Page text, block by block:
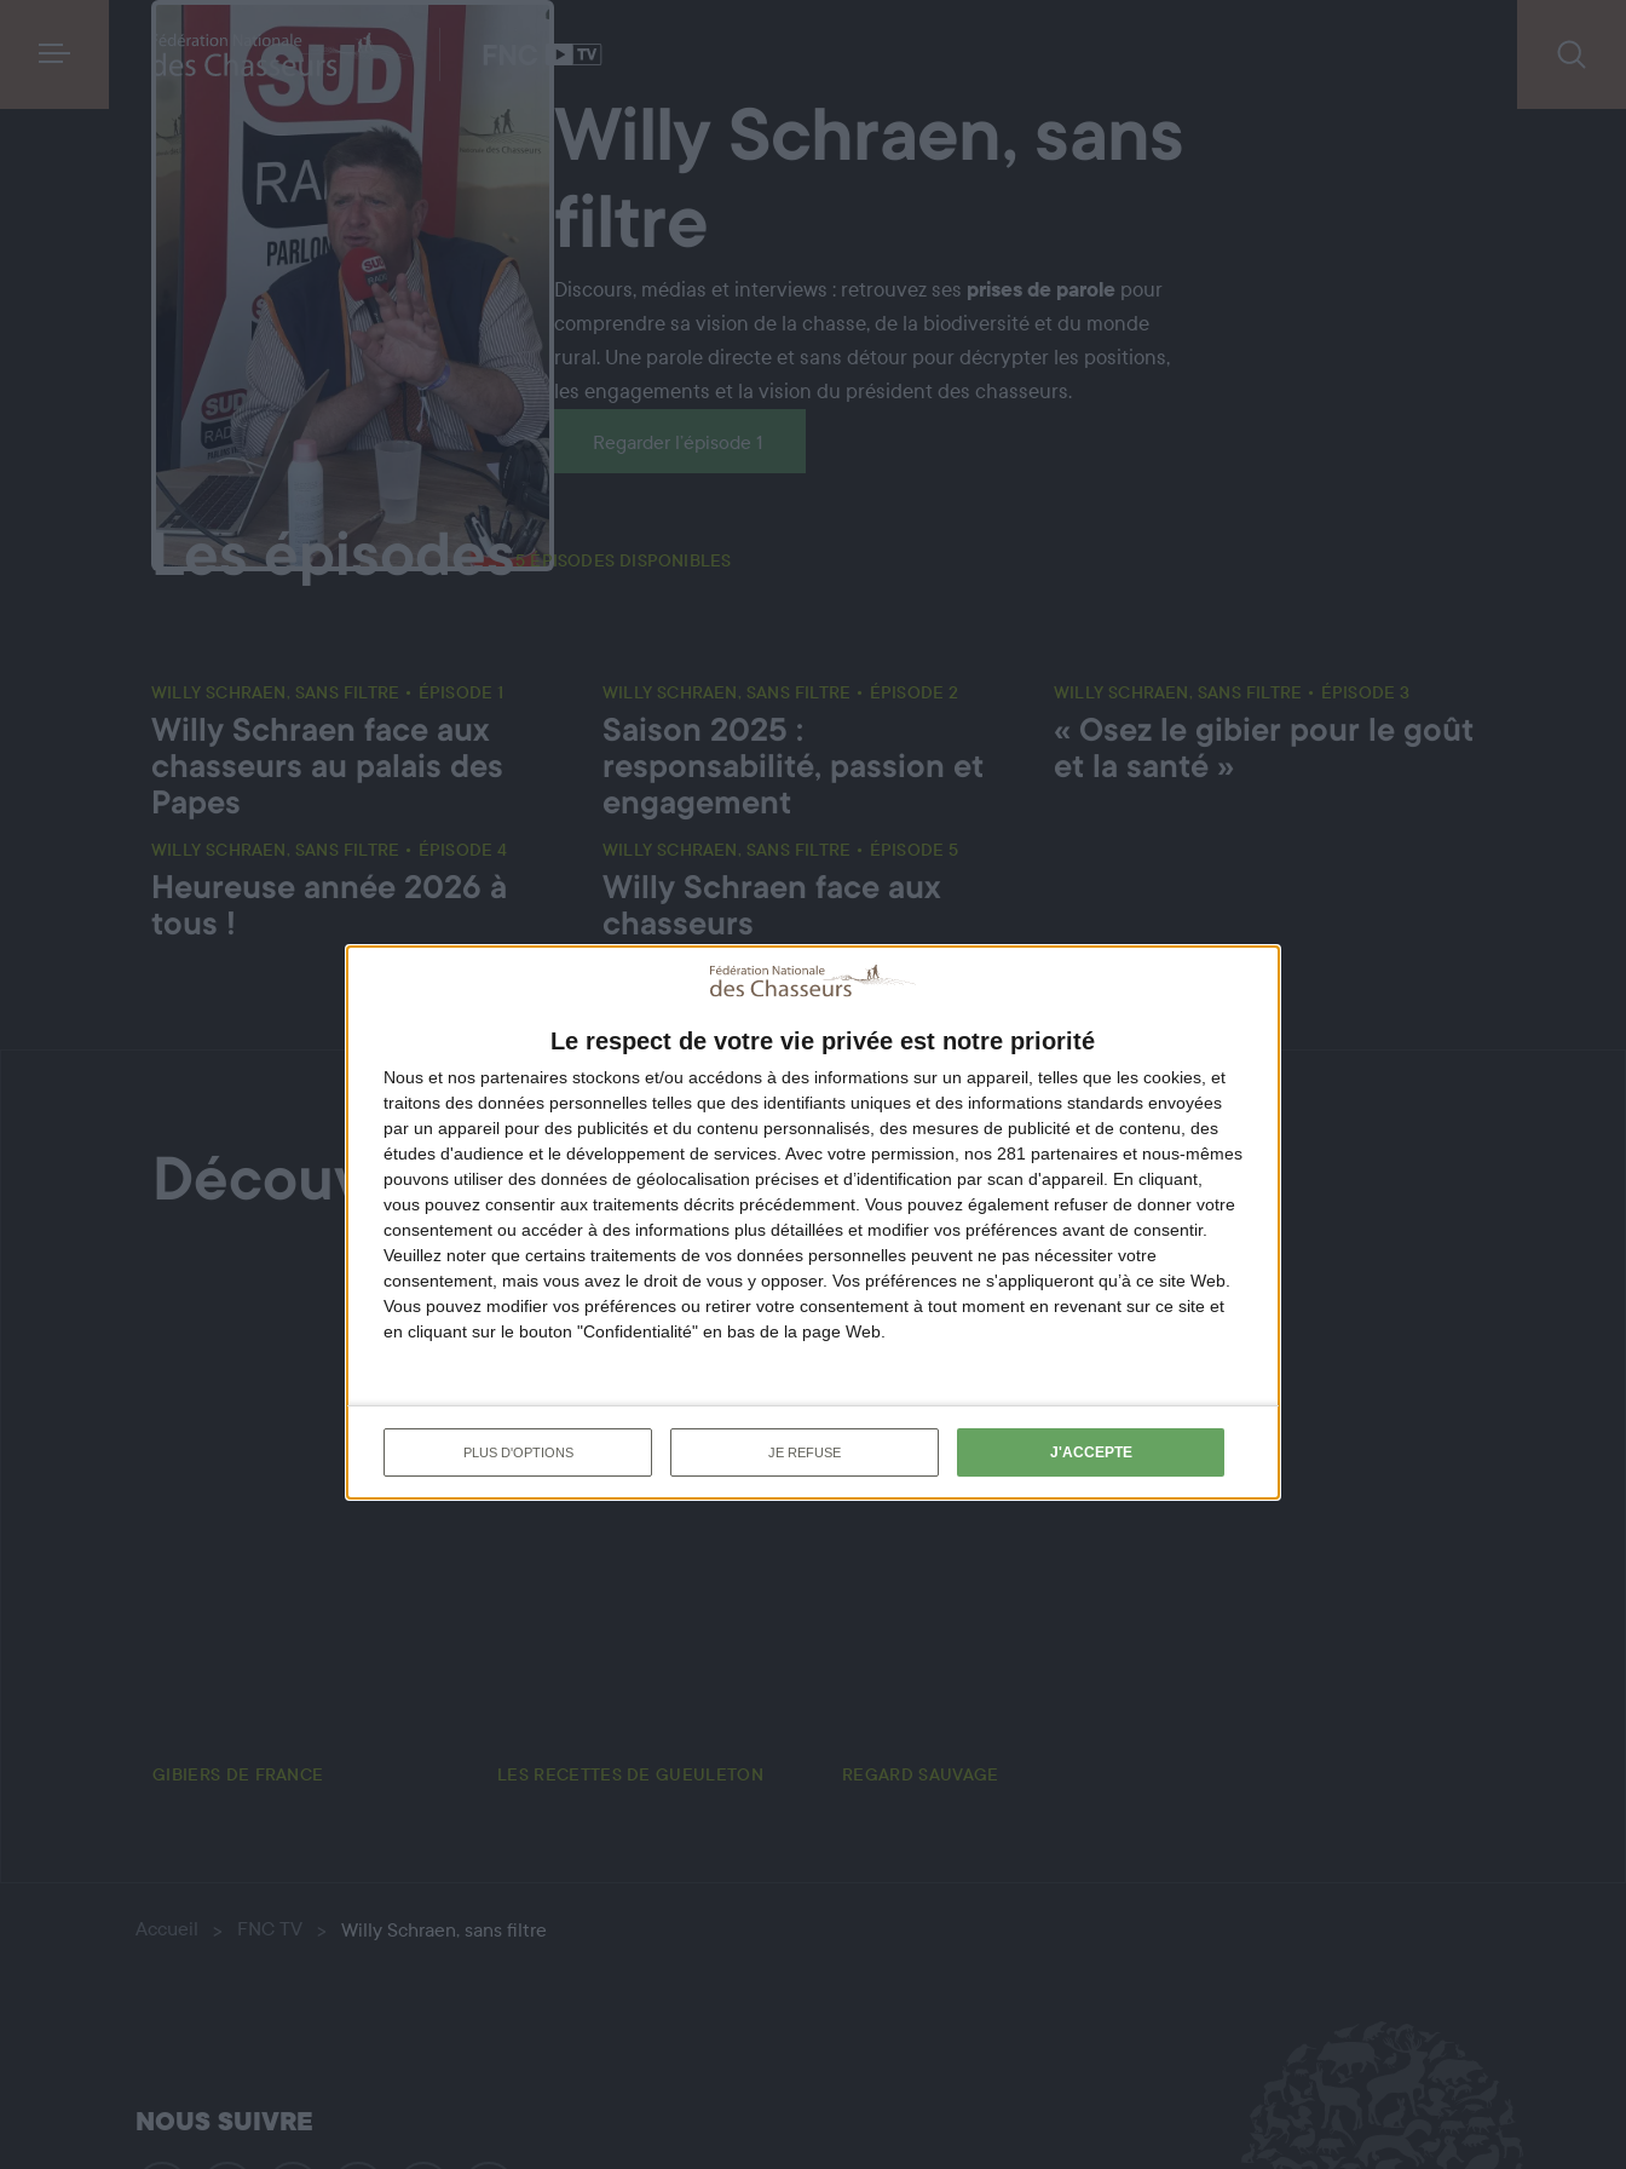
Le respect de votre vie privée est notre priorité
Nous et nos partenaires stockons et/ou accédons à des informations sur un appareil, telles que les cookies, et
traitons des données personnelles telles que des identifiants uniques et des informations standards envoyées
par un appareil pour des publicités et du contenu personnalisés, des mesures de publicité et de contenu, des
études d'audience et le développement de services. Avec votre permission, nos 281 partenaires et nous-mêmes
pouvons utiliser des données de géolocalisation précises et d’identification par scan d'appareil. En cliquant,
vous pouvez consentir aux traitements décrits précédemment. Vous pouvez également refuser de donner votre
consentement ou accéder à des informations plus détaillées et modifier vos préférences avant de consentir.
Veuillez noter que certains traitements de vos données personnelles peuvent ne pas nécessiter votre
consentement, mais vous avez le droit de vous y opposer. Vos préférences ne s'appliqueront qu’à ce site Web.
Vous pouvez modifier vos préférences ou retirer votre consentement à tout moment en revenant sur ce site et
en cliquant sur le bouton "Confidentialité" en bas de la page Web.
PLUS D'OPTIONS JE REFUSE J'ACCEPTE
Willy Schraen, sans
filtre
Discours, médias et interviews : retrouvez ses prises de parole pour
comprendre sa vision de la chasse, de la biodiversité et du monde
rural. Une parole directe et sans détour pour décrypter les positions,
les engagements et la vision du président des chasseurs.
Regarder l’épisode 1
Les épisodes5 ÉPISODES DISPONIBLES
WILLY SCHRAEN, SANS FILTRE • ÉPISODE 1
Willy Schraen face aux
chasseurs au palais des
Papes
WILLY SCHRAEN, SANS FILTRE • ÉPISODE 2
Saison 2025 :
responsabilité, passion et
engagement
WILLY SCHRAEN, SANS FILTRE • ÉPISODE 3
« Osez le gibier pour le goût
et la santé »
WILLY SCHRAEN, SANS FILTRE • ÉPISODE 4
Heureuse année 2026 à
tous !
WILLY SCHRAEN, SANS FILTRE • ÉPISODE 5
Willy Schraen face aux
chasseurs
Découvrez aussi
GIBIERS DE FRANCE
NOUVEAUX
ÉPISODES
LES RECETTES DE GUEULETON REGARD SAUVAGE
Accueil FNC TV Willy Schraen, sans filtre
NOUS SUIVRE